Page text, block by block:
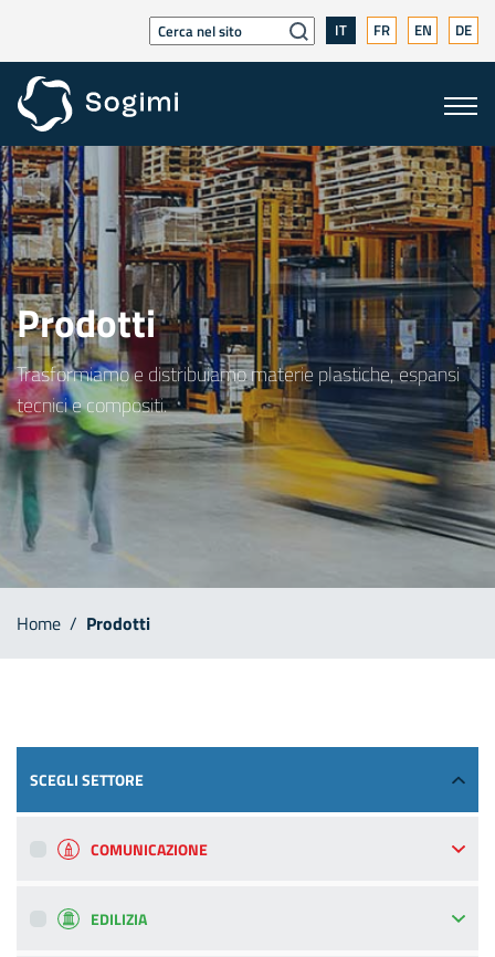
IT FR EN DE
Prodotti
Trasformiamo e distribuiamo materie plastiche, espansi
tecnici e compositi.
Home / Prodotti
SCEGLI SETTORE
COMUNICAZIONE
EDILIZIA